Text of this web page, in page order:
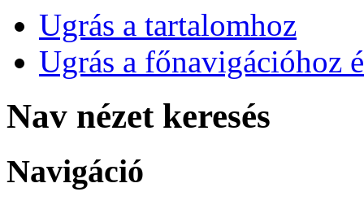
Ugrás a tartalomhoz
Ugrás a főnavigációhoz
Nav nézet keresés
Navigáció